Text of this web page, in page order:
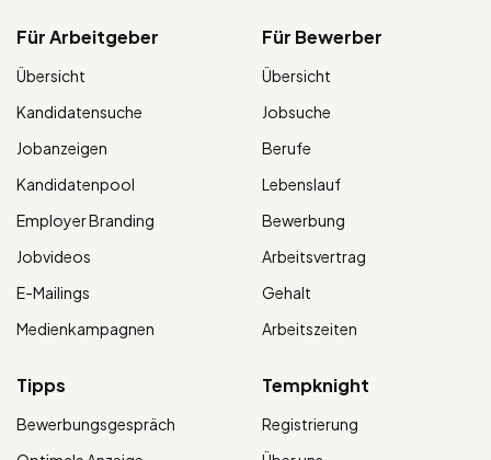
Für Arbeitgeber
Übersicht
Kandidatensuche
Jobanzeigen
Kandidatenpool
Employer Branding
Jobvideos
E-Mailings
Medienkampagnen
Für Bewerber
Übersicht
Jobsuche
Berufe
Lebenslauf
Bewerbung
Arbeitsvertrag
Gehalt
Arbeitszeiten
Tipps
Bewerbungsgespräch
Tempknight
Registrierung